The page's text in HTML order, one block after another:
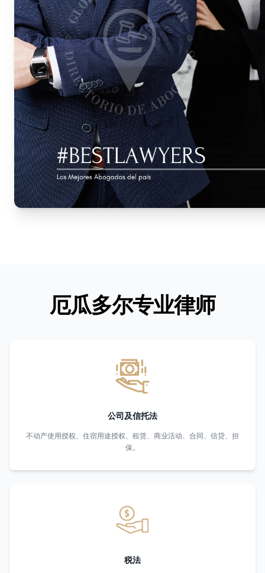
厄瓜多尔专业律师
公司及信托法
不动产使用授权、住宿用途授权、租赁、商业活动、合同、信贷、担
保。
税法